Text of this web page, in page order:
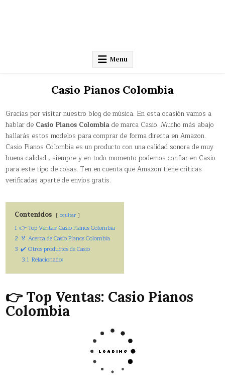
Menu
Casio Pianos Colombia
Gracias por visitar nuestro blog de música. En esta ocasión vamos a
hablar de Casio Pianos Colombiade marca Casio. Mucho más abajo
hallarás estos modelos para comprar de forma directa en Amazon.
Casio Pianos Colombia es un producto con una calidad sonora de muy
buena calidad , siempre y en todo momento podemos confiar en Casio
para este tipo de cosas. Ten en cuenta que Amazon tiene críticas
verificadas aparte de envíos gratis.
Contenidos ocultar
1 👉 Top Ventas: Casio Pianos Colombia
2 🏅 Acerca de Casio Pianos Colombia
3 ✔️ Otros productos de Casio
3.1 Relacionado:
👉 Top Ventas: Casio Pianos
Colombia